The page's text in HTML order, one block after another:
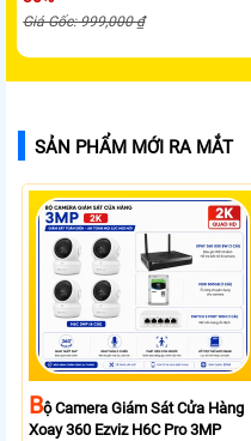
Giá Gốc: 999,000 ₫
SẢN PHẨM MỚI RA MẮT
BỘ Camera Giám Sát Cửa Hàng
Xoay 360 Ezviz H6C Pro 3MP